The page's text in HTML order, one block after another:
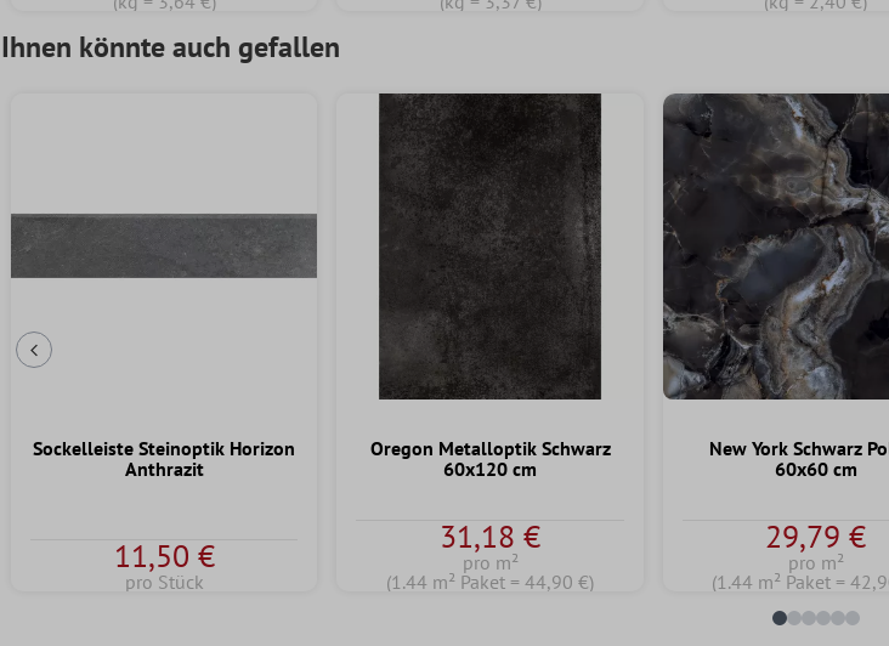
Ihnen könnte auch gefallen
Vorherige Folie
Sockelleiste Steinoptik Horizon
Anthrazit
11,50 €
pro Stück
Oregon Metalloptik Schwarz
60x120 cm
31,18 €
pro m²
(1.44 m² Paket = 44,90 €)
New York Schwarz
60x60 cm
29,79 €
pro m²
(1.44 m² Paket =